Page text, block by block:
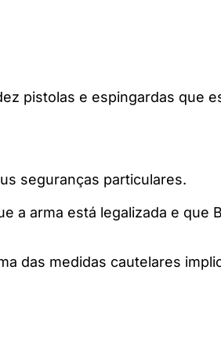
pistolas e espingardas que
seguranças particulares.
a arma está legalizada e que
das medidas cautelares